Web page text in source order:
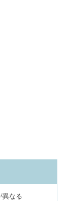
異なる